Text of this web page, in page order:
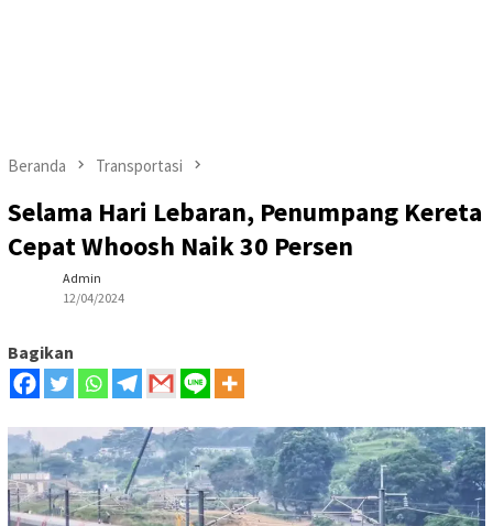
Beranda Transportasi
Selama Hari Lebaran, Penumpang Kereta
Cepat Whoosh Naik 30 Persen
Admin
12/04/2024
Bagikan